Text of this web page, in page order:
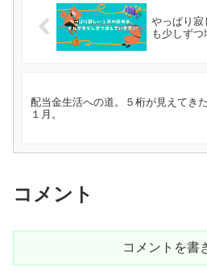
やっぱり寂
も少しずつ
配当金生活への道。５桁が見えてきた
１月。
コメント
コメントを書